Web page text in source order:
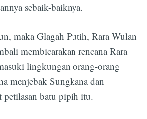
sebaik-baiknya.
maka Glagah Putih, Rara Wulan
membicarakan rencana Rara
lingkungan orang-orang
menjebak Sungkana dan
petilasan batu pipih itu.